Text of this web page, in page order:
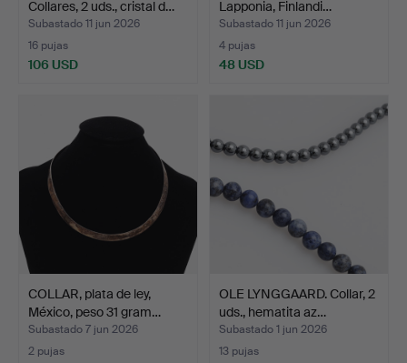
Collares, 2 uds., cristal d…
Subastado 11 jun 2026
16 pujas
106 USD
Lapponia, Finlandi…
Subastado 11 jun 2026
4 pujas
48 USD
COLLAR, plata de ley,
México, peso 31 gram…
Subastado 7 jun 2026
2 pujas
OLE LYNGGAARD. Collar, 2
uds., hematita az…
Subastado 1 jun 2026
13 pujas